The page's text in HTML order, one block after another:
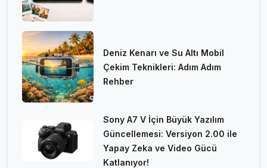
Deniz Kenarı ve Su Altı Mobil
Çekim Teknikleri: Adım Adım
Rehber
Sony A7 V İçin Büyük Yazılım
Güncellemesi: Versiyon 2.00 ile
Yapay Zeka ve Video Gücü
Katlanıyor!